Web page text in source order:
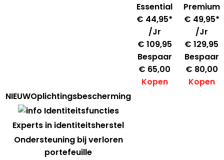
Essential
€ 44,95*
/Jr
€ 109,95
Bespaar
€ 65,00
Kopen
Premium
€ 49,95*
/Jr
€ 129,95
Bespaar
€ 80,00
Kopen
Oplichtingsbescherming
Identiteitsfuncties
Experts in identiteitsherstel
Ondersteuning bij verloren
portefeuille